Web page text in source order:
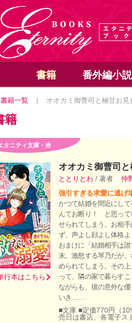
書籍 番外編小説
書籍一覧 | オオカミ御曹司と極甘お見
籍
タニティ文庫・赤
行本はこちら
オオカミ御曹司
ととりとわ / 著者 仲
強引すぎる求愛に逃げ
かつて結婚を間近にし
んてお断り！ と思って
せられてしまう。お相
ず、声よし顔よし体格
おまけに「結婚相手は
末。激怒する琴乃だが
められてしまう。その
って、隣の家で暮らす
ながらも、彼の意外な
いき……
■文庫 ■定価770円（
売日は書店、各電子ス